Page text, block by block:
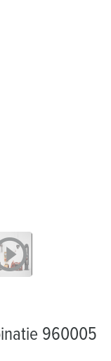
960005